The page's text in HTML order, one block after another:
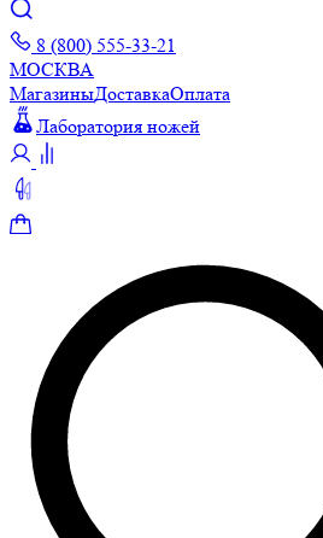
8 (800) 555-33-21
МОСКВА
МагазиныДоставкаОплата
Лаборатория ножей